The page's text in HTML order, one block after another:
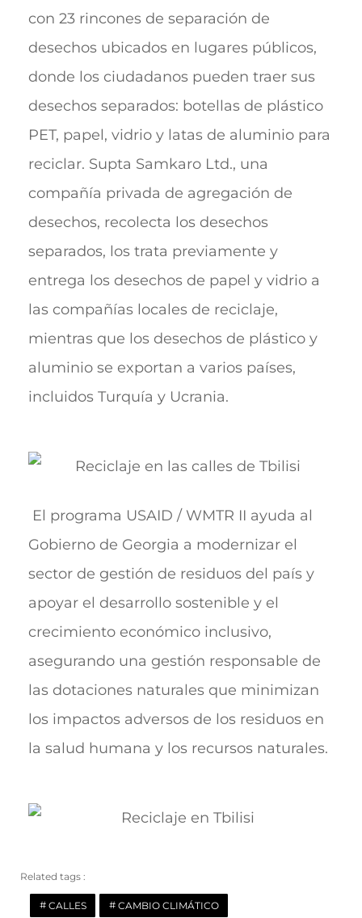
con 23 rincones de separación de
desechos ubicados en lugares públicos,
donde los ciudadanos pueden traer sus
desechos separados: botellas de plástico
PET, papel, vidrio y latas de aluminio para
reciclar. Supta Samkaro Ltd., una
compañía privada de agregación de
desechos, recolecta los desechos
separados, los trata previamente y
entrega los desechos de papel y vidrio a
las compañías locales de reciclaje,
mientras que los desechos de plástico y
aluminio se exportan a varios países,
incluidos Turquía y Ucrania.
El programa USAID / WMTR II ayuda al
Gobierno de Georgia a modernizar el
sector de gestión de residuos del país y
apoyar el desarrollo sostenible y el
crecimiento económico inclusivo,
asegurando una gestión responsable de
las dotaciones naturales que minimizan
los impactos adversos de los residuos en
la salud humana y los recursos naturales.
Related tags :
CALLES CAMBIO CLIMÁTICO